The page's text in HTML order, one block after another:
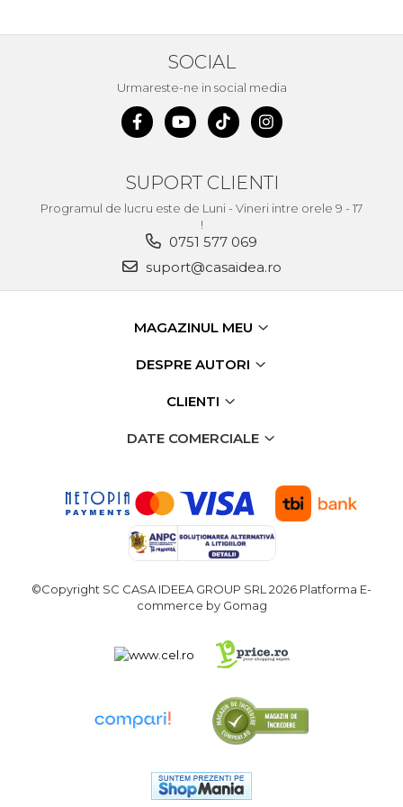
Fierastrau cu banda vertical
Foarfeci Electrice
Profesionale Industriale
Scule Electrice: Bormasini,
Aparate de masurat digitale
Electrice pentru Cuie si Capse
Spalatorie Auto
Masina de taiat beton
Aeroterme si Ventilatoare
Compresoare Auto
Discuri Fierastrau Circular
Polizoare drepte & accesorii
SOCIAL
Urmareste-ne in social media
SUPORT CLIENTI
Programul de lucru este de Luni - Vineri intre orele 9 - 17
!
0751 577 069
suport@casaidea.ro
MAGAZINUL MEU
DESPRE AUTORI
CLIENTI
DATE COMERCIALE
©Copyright SC CASA IDEEA GROUP SRL 2026 Platforma E-
commerce by Gomag